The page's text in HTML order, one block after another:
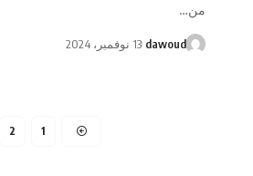
من…
dawoud 13 نوفمبر، 2024
1
2